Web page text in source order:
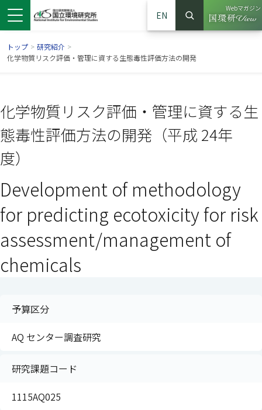
ドウで開きます）
ンドウで開きます）
ウインドウで開きます）
EN
サイト内検索
検索
Webマガジン
（別ウイ
トップ > 研究紹介 >
化学物質リスク評価・管理に資する生態毒性評価方法の開発
化学物質リスク評価・管理に資する生
態毒性評価方法の開発（平成 24年
度）
Development of methodology
for predicting ecotoxicity for risk
assessment/management of
chemicals
予算区分
AQ センター調査研究
研究課題コード
1115AQ025